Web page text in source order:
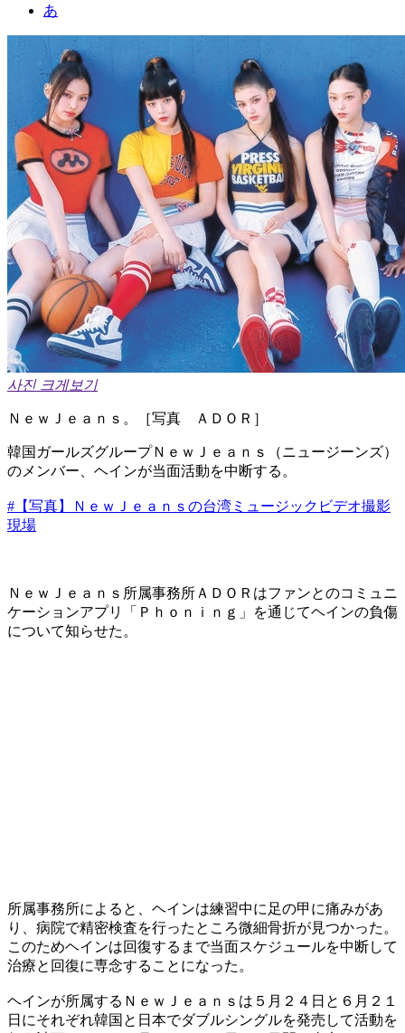
あ
사진 크게보기
ＮｅｗＪｅａｎｓ。［写真 ＡＤＯＲ］
韓国ガールズグループＮｅｗＪｅａｎｓ（ニュージーンズ）
のメンバー、ヘインが当面活動を中断する。
#【写真】ＮｅｗＪｅａｎｓの台湾ミュージックビデオ撮影
現場
ＮｅｗＪｅａｎｓ所属事務所ＡＤＯＲはファンとのコミュニ
ケーションアプリ「Ｐｈｏｎｉｎｇ」を通じてヘインの負傷
について知らせた。
所属事務所によると、ヘインは練習中に足の甲に痛みがあ
り、病院で精密検査を行ったところ微細骨折が見つかった。
このためヘインは回復するまで当面スケジュールを中断して
治療と回復に専念することになった。
ヘインが所属するＮｅｗＪｅａｎｓは５月２４日と６月２１
日にそれぞれ韓国と日本でダブルシングルを発売して活動を